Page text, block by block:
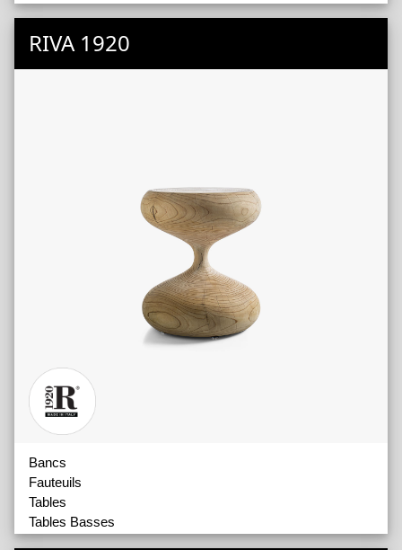
Cloisons Modulaires
Accessoires
RIVA 1920
Bancs
Fauteuils
Tables
Tables Basses
Tabourets